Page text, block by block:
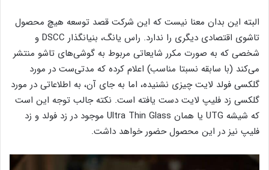
البته این بدان معنا نیست که این شرکت قصد توسعه هیچ محصول
تاشوی اقتصادی دیگری را ندارد. راس یانگ، بنیانگذار DSCC و
شخصی که به صورت مکرر شایعاتی مربوط به گوشی‌های تاشو منتشر
می‌کند (با سابقه نسبتا مناسب) اعلام کرده که مدتی‌ست در مورد
گلکسی فولد لایت چیزی نشنیده، اما به جای آن، به اطلاعاتی در مورد
گلکسی زد فلیپ لایت دست یافته است. نکته جالب توجه این است
که شیشه UTG یا همان Ultra Thin Glass موجود در زد فولد و زد
فلیپ نیز در این محصول حضور خواهد داشت‌.